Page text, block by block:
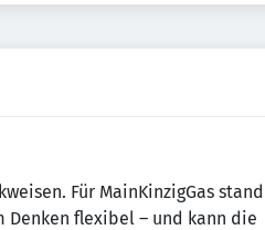
Für MainKinzigGas stand
flexibel – und kann die